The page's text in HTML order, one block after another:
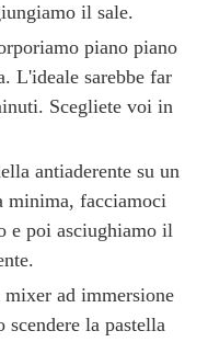
il sale.
piano piano
L'ideale sarebbe far
Scegliete voi in
antiaderente su un
minima, facciamoci
e poi asciughiamo il
ad immersione
la pastella